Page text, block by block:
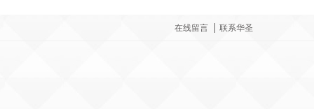
在线留言 联系华圣